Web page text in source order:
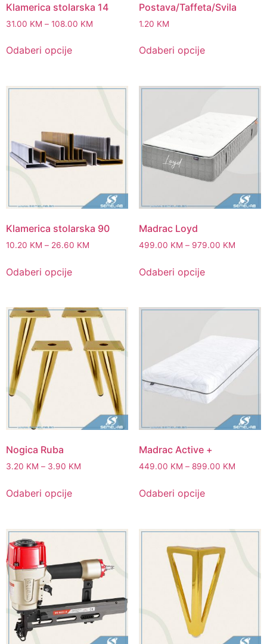
Klamerica stolarska 14
31.00 KM – 108.00 KM
Odaberi opcije
Postava/Taffeta/Svila
1.20 KM
Odaberi opcije
Klamerica stolarska 90
10.20 KM – 26.60 KM
Odaberi opcije
Madrac Loyd
499.00 KM – 979.00 KM
Odaberi opcije
Nogica Ruba
3.20 KM – 3.90 KM
Odaberi opcije
Madrac Active +
449.00 KM – 899.00 KM
Odaberi opcije